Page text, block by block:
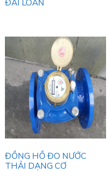
ĐÀI LOAN
ĐỒNG HỒ ĐO NƯỚC
THẢI DẠNG CƠ